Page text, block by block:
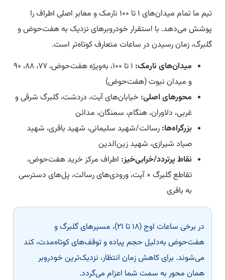
تیم ما تمام میدان‌های ۱ تا ۱۰۰ نارمک و معابر اصلی اطراف را
پوشش می‌دهد. با استقرار خودروبرهای نزدیک به هفت‌حوض و
گلبرگ، زمان رسیدن در ساعات متعارف کوتاه‌تر است.
میدان‌های نارمک:
۱ تا ۱۰۰، به‌ویژه هفت‌حوض، ۷۷، ۸۸، ۹۰
و میدان نبوت (هفت‌حوض)
محورهای اصلی: خیابان‌های آیت، دردشت، گلبرگ شرقی و
غربی، دلاوران، هنگام، سمنگان، مدائن
بزرگراه‌ها: رسالت/شهید سلیمانی، شهید باقری، شهید
صیاد شیرازی، شهید زین‌الدین
نقاط پرتردد/خرابی‌خیز: اطراف مرکز خرید هفت‌حوض،
تقاطع گلبرگ × آیت، ورودی‌های رسالت، پل‌های دسترسی
به باقری
در برخی ساعات اوج (۱۸ تا ۲۱)، مسیرهای گلبرگ و
هفت‌حوض به‌دلیل حجم پیاده و توقف‌های کوتاه‌مدت، کند
می‌شوند. برای کاهش زمان انتظار، نزدیک‌ترین خودروبر
همان محور به سمت شما اعزام می‌گردد.